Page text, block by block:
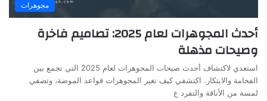
مجوهرات
أحدث المجوهرات لعام 2025: تصاميم فاخرة
وصيحات مذهلة
استعدي لاكتشاف أحدث صيحات المجوهرات لعام 2025 التي تجمع بين
الفخامة والابتكار. اكتشفي كيف تغير المجوهرات قواعد الموضة، وتضفي
لمسة من الأناقة والتفرد ع